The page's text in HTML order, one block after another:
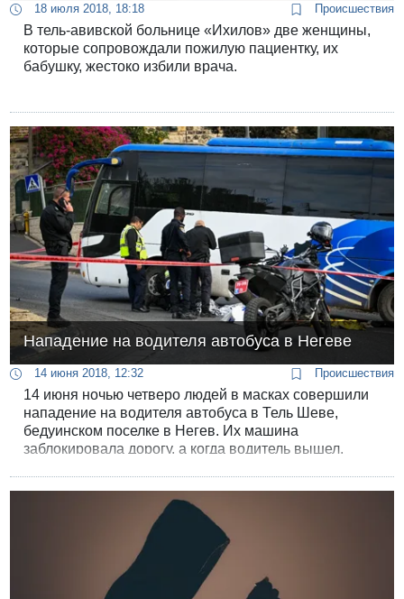
18 июля 2018, 18:18 Происшествия
В тель-авивской больнице «Ихилов» две женщины,
которые сопровождали пожилую пациентку, их
бабушку, жестоко избили врача.
Нападение на водителя автобуса в Негеве
14 июня 2018, 12:32 Происшествия
14 июня ночью четверо людей в масках совершили
нападение на водителя автобуса в Тель Шеве,
бедуинском поселке в Негев. Их машина
заблокировала дорогу, а когда водитель вышел,